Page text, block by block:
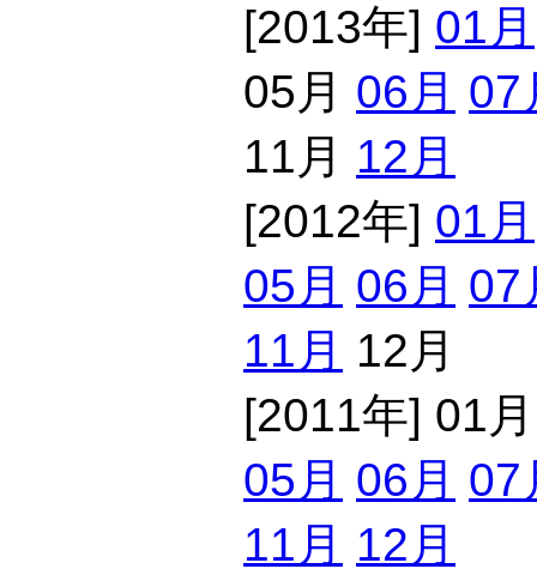
[2013年] 01月
05月 06月 07
11月 12月
[2012年] 01月
05月 06月 07
11月 12月
[2011年] 01
05月 06月 07
11月 12月